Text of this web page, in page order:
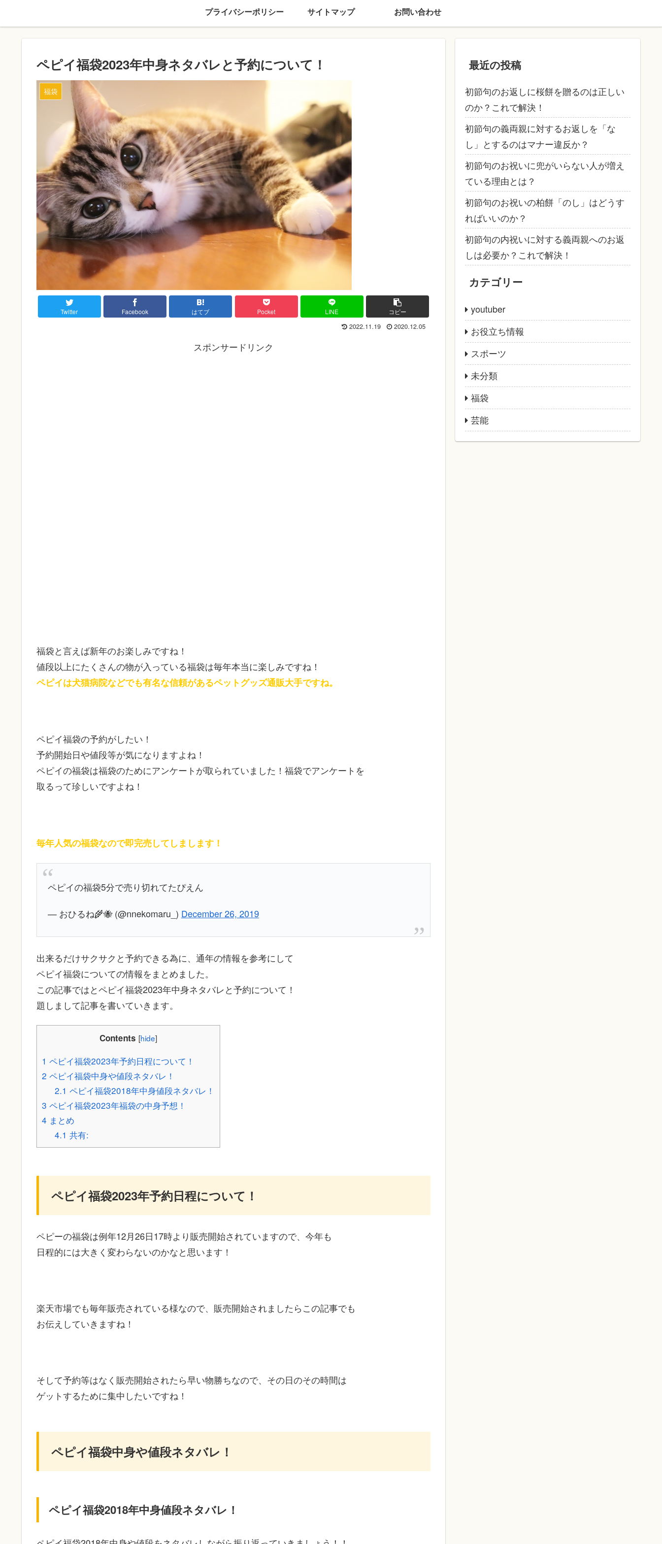
プライバシーポリシー サイトマップ お問い合わせ
ペピイ福袋2023年中身ネタバレと予約について！
福袋
Twitter Facebook はてブ Pocket LINE コピー
2022.11.19 2020.12.05
スポンサードリンク
福袋と言えば新年のお楽しみですね！
値段以上にたくさんの物が入っている福袋は毎年本当に楽しみですね！
ペピイは犬猫病院などでも有名な信頼があるペットグッズ通販大手ですね。
ペピイ福袋の予約がしたい！
予約開始日や値段等が気になりますよね！
ペピイの福袋は福袋のためにアンケートが取られていました！福袋でアンケートを
取るって珍しいですよね！
毎年人気の福袋なので即完売してしまします！
ペピイの福袋5分で売り切れてたぴえん
— おひるね🌾🐝 (@nnekomaru_) December 26, 2019
出来るだけサクサクと予約できる為に、通年の情報を参考にして
ペピイ福袋についての情報をまとめました。
この記事ではとペピイ福袋2023年中身ネタバレと予約について！
題しまして記事を書いていきます。
Contents [hide]
1 ペピイ福袋2023年予約日程について！
2 ペピイ福袋中身や値段ネタバレ！
2.1 ペピイ福袋2018年中身値段ネタバレ！
3 ペピイ福袋2023年福袋の中身予想！
4 まとめ
4.1 共有:
ペピイ福袋2023年予約日程について！
ペピーの福袋は例年12月26日17時より販売開始されていますので、今年も
日程的には大きく変わらないのかなと思います！
楽天市場でも毎年販売されている様なので、販売開始されましたらこの記事でも
お伝えしていきますね！
そして予約等はなく販売開始されたら早い物勝ちなので、その日のその時間は
ゲットするために集中したいですね！
ペピイ福袋中身や値段ネタバレ！
ペピイ福袋2018年中身値段ネタバレ！
最近の投稿
初節句のお返しに桜餅を贈るのは正しい
のか？これで解決！
初節句の義両親に対するお返しを「な
し」とするのはマナー違反か？
初節句のお祝いに兜がいらない人が増え
ている理由とは？
初節句のお祝いの柏餅「のし」はどうす
ればいいのか？
初節句の内祝いに対する義両親へのお返
しは必要か？これで解決！
カテゴリー
youtuber
お役立ち情報
スポーツ
未分類
福袋
芸能